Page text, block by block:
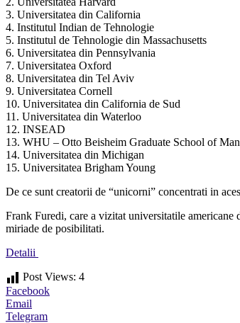
3. Universitatea din California
4. Institutul Indian de Tehnologie
5. Institutul de Tehnologie din Massachusetts
6. Universitatea din Pennsylvania
7. Universitatea Oxford
8. Universitatea din Tel Aviv
9. Universitatea Cornell
10. Universitatea din California de Sud
11. Universitatea din Waterloo
12. INSEAD
13. WHU – Otto Beisheim Graduate School of
14. Universitatea din Michigan
15. Universitatea Brigham Young
De ce sunt creatorii de “unicorni” concentrati in
Frank Furedi, care a vizitat universitatile americane
miriade de posibilitati.
Detalii
Post Views: 4
Facebook
Email
Telegram